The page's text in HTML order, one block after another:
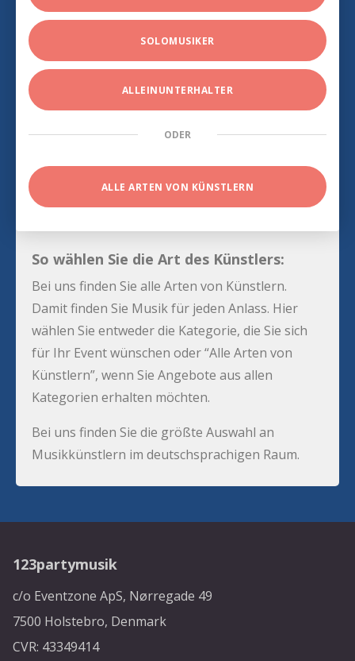
SOLOMUSIKER
ALLEINUNTERHALTER
ODER
ALLE ARTEN VON KÜNSTLERN
So wählen Sie die Art des Künstlers:
Bei uns finden Sie alle Arten von Künstlern.
Damit finden Sie Musik für jeden Anlass. Hier
wählen Sie entweder die Kategorie, die Sie sich
für Ihr Event wünschen oder “Alle Arten von
Künstlern”, wenn Sie Angebote aus allen
Kategorien erhalten möchten.
Bei uns finden Sie die größte Auswahl an
Musikkünstlern im deutschsprachigen Raum.
123partymusik
c/o Eventzone ApS, Nørregade 49
7500 Holstebro, Denmark
CVR: 43349414